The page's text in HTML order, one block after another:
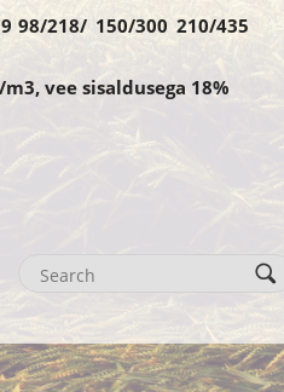
98/218/ 150/300 210/435
vee sisaldusega 18%